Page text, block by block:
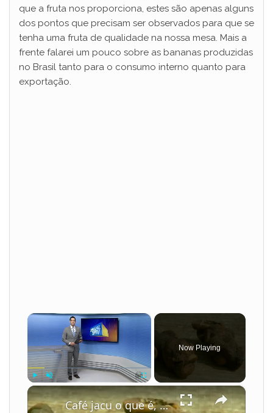
que a fruta nos proporciona, estes são apenas alguns
dos pontos que precisam ser observados para que se
tenha uma fruta de qualidade na nossa mesa. Mais a
frente falarei um pouco sobre as bananas produzidas
no Brasil tanto para o consumo interno quanto para
exportação.
×
Play Unmute Fullscreen
Now Playing
×
Café jacu o que é, como é produzido e por que é exótico